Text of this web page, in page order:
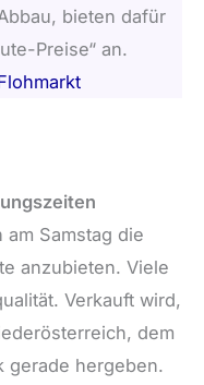
bieten dafür
Preise“ an.
am Samstag die
anzubieten. Viele
Verkauft wird,
dem
gerade hergeben.